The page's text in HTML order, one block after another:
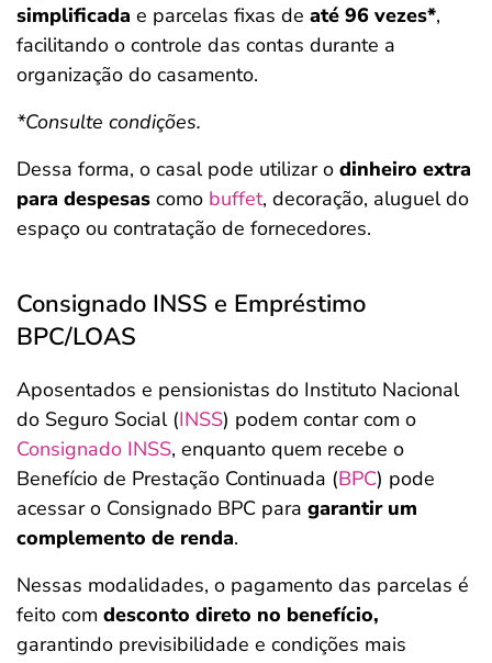
simplificada e parcelas fixas de até 96 vezes*,
facilitando o controle das contas durante a
organização do casamento.
*Consulte condições.
Dessa forma, o casal pode utilizar o dinheiro extra
para despesas como buffet, decoração, aluguel do
espaço ou contratação de fornecedores.
Consignado INSS e Empréstimo
BPC/LOAS
Aposentados e pensionistas do Instituto Nacional
do Seguro Social (INSS) podem contar com o
Consignado INSS, enquanto quem recebe o
Benefício de Prestação Continuada (BPC) pode
acessar o Consignado BPC para garantir um
complemento de renda.
Nessas modalidades, o pagamento das parcelas é
feito com desconto direto no benefício,
garantindo previsibilidade e condições mais